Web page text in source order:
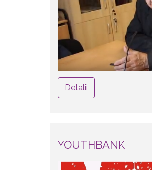
Detalii
YOUTHBANK